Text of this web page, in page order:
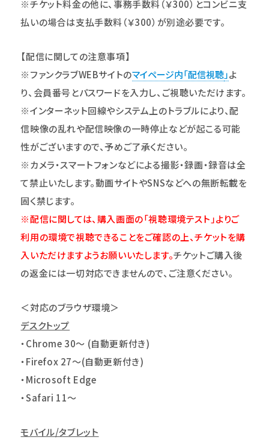
※チケット料金の他に、事務手数料（￥300）とコンビニ支
払いの場合は支払手数料（￥300）が別途必要です。
【配信に関しての注意事項】
※ファンクラブWEBサイトのマイページ内「配信視聴」よ
り、会員番号とパスワードを入力し、ご視聴いただけます。
※インターネット回線やシステム上のトラブルにより、配
信映像の乱れや配信映像の一時停止などが起こる可能
性がございますので、予めご了承ください。
※カメラ・スマートフォンなどによる撮影・録画・録音は全
て禁止いたします。動画サイトやSNSなどへの無断転載を
固く禁じます。
※配信に関しては、購入画面の「視聴環境テスト」よりご
利用の環境で視聴できることをご確認の上、チケットを購
入いただけますようお願いいたします。チケットご購入後
の返金には一切対応できませんので、ご注意ください。
＜対応のブラウザ環境＞
デスクトップ
・Chrome 30～ (自動更新付き)
・Firefox 27～(自動更新付き)
・Microsoft Edge
・Safari 11～
モバイル/タブレット